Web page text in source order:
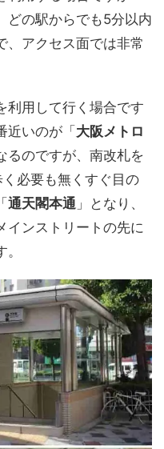
どの駅からでも5分以内
、アクセス面では非常
利用して行く場合です
近いのが「 大阪メトロ
るのですが、南改札を
く必要も無くすぐ目の
通天閣本通 」となり、
インストリートの先に